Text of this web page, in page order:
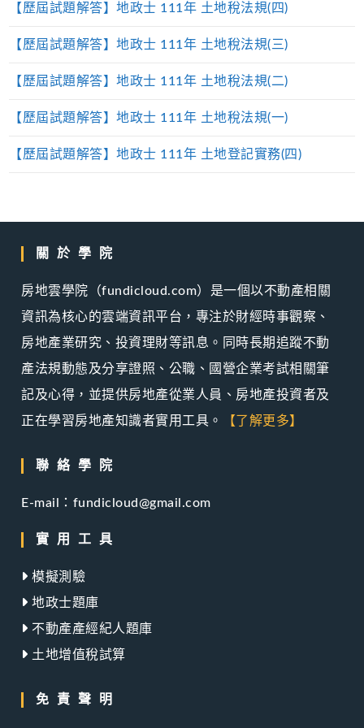
【歷屆試題解答】地政士 111年 土地稅法規(四)
【歷屆試題解答】地政士 111年 土地稅法規(三)
【歷屆試題解答】地政士 111年 土地稅法規(二)
【歷屆試題解答】地政士 111年 土地稅法規(一)
【歷屆試題解答】地政士 111年 土地登記實務(四)
關於學院
房地雲學院（fundicloud.com）是一個以不動產相關
資訊為核心的雲端資訊平台，專注於財經時事觀察、
房地產業研究、投資理財等訊息。同時長期追蹤不動
產法規動態及分享證照、公職、國營企業考試相關筆
記及心得，並提供房地產從業人員、房地產投資者及
正在學習房地產知識者實用工具。
【了解更多】
聯絡學院
E-mail：fundicloud@gmail.com
實用工具
模擬測驗
地政士題庫
不動產產經紀人題庫
土地增值稅試算
免責聲明